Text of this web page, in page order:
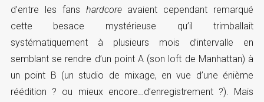
d’entre les fans hardcoreavaient cependant remarqué
cette besace mystérieuse qu’il trimballait
systématiquement à plusieurs mois d’intervalle en
semblant se rendre d’un point A (son loft de Manhattan) à
un point B (un studio de mixage, en vue d’une énième
réédition ? ou mieux encore…d’enregistrement ?). Mais